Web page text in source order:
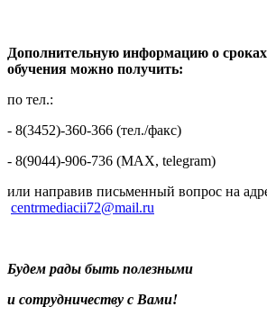
Дополнительную информацию о
обучения можно получить:
по тел.:
- 8(3452)-360-366 (тел./факс)
- 8(9044)-906-736 (МAX, telegram)
или направив письменный вопрос на
centrmediacii72@mail.ru
Будем рады быть полезными
и сотрудничеству с Вами!